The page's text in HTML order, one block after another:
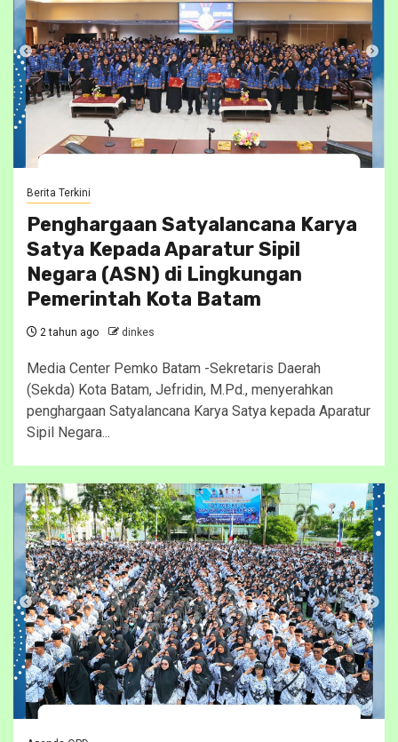
Berita Terkini
Penghargaan Satyalancana Karya
Satya Kepada Aparatur Sipil
Negara (ASN) di Lingkungan
Pemerintah Kota Batam
2 tahun ago dinkes
Media Center Pemko Batam -Sekretaris Daerah
(Sekda) Kota Batam, Jefridin, M.Pd., menyerahkan
penghargaan Satyalancana Karya Satya kepada Aparatur
Sipil Negara...